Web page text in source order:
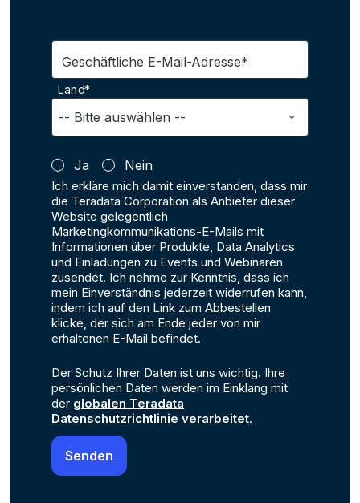
Geschäftliche E-Mail-Adresse*
Land*
Ja Nein
Ich erkläre mich damit einverstanden, dass mir
die Teradata Corporation als Anbieter dieser
Website gelegentlich
Marketingkommunikations-E-Mails mit
Informationen über Produkte, Data Analytics
und Einladungen zu Events und Webinaren
zusendet. Ich nehme zur Kenntnis, dass ich
mein Einverständnis jederzeit widerrufen kann,
indem ich auf den Link zum Abbestellen
klicke, der sich am Ende jeder von mir
erhaltenen E-Mail befindet.
Der Schutz Ihrer Daten ist uns wichtig. Ihre
persönlichen Daten werden im Einklang mit
der globalen Teradata
Datenschutzrichtlinie verarbeitet.